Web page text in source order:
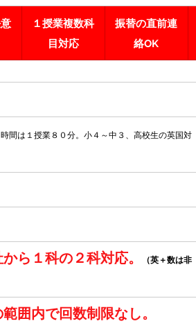
１授業複数科
目対応
振替の直前連
絡OK
間は１授業８０分。小４～中３、高校生の英国対
ら１科の２科対応。 （英＋数は非
囲内で回数制限なし。